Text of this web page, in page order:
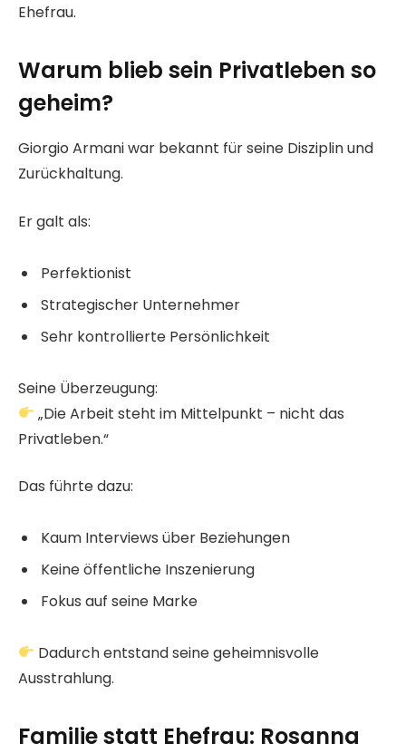
Ehefrau.
Warum blieb sein Privatleben so
geheim?
Giorgio Armani war bekannt für seine Disziplin und
Zurückhaltung.
Er galt als:
Perfektionist
Strategischer Unternehmer
Sehr kontrollierte Persönlichkeit
Seine Überzeugung:
„Die Arbeit steht im Mittelpunkt – nicht das
Privatleben.“
Das führte dazu:
Kaum Interviews über Beziehungen
Keine öffentliche Inszenierung
Fokus auf seine Marke
Dadurch entstand seine geheimnisvolle
Ausstrahlung.
Familie statt Ehefrau: Rosanna